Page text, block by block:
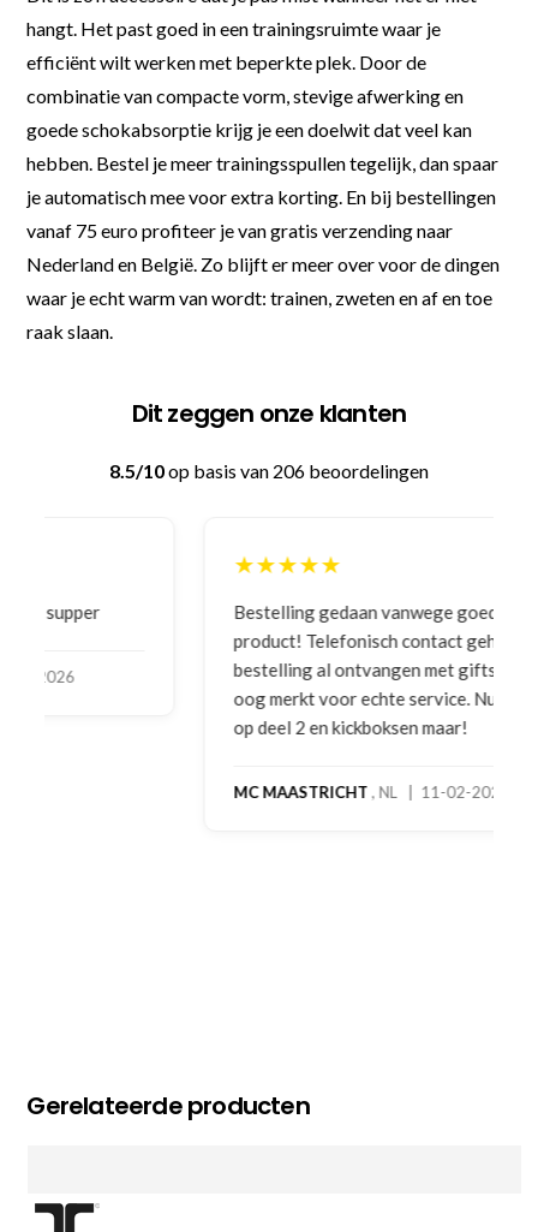
hangt. Het past goed in een trainingsruimte waar je
efficiënt wilt werken met beperkte plek. Door de
combinatie van compacte vorm, stevige afwerking en
goede schokabsorptie krijg je een doelwit dat veel kan
hebben. Bestel je meer trainingsspullen tegelijk, dan spaar
je automatisch mee voor extra korting. En bij bestellingen
vanaf 75 euro profiteer je van gratis verzending naar
Nederland en België. Zo blijft er meer over voor de dingen
waar je echt warm van wordt: trainen, zweten en af en toe
raak slaan.
Dit zeggen onze klanten
8.5/10op basis van 206 beoordelingen
Bestelling gedaan vanwege goede prijzen en
product! Telefonisch contact gehad en 1e deel
bestelling al ontvangen met gifts, waardoor je
oog merkt voor echte service. Nu nog wachten
op deel 2 en kickboksen maar!
, NL | 11-02-2026
Gerelateerde producten